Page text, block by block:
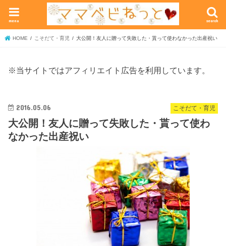
search
menu
HOME こそだて・育児 大公開！友人に贈って失敗した・貰って使わなかった出産祝い
※当サイトではアフィリエイト広告を利用しています。
こそだて・育児
2016.05.06
大公開！友人に贈って失敗した・貰って使わ
なかった出産祝い